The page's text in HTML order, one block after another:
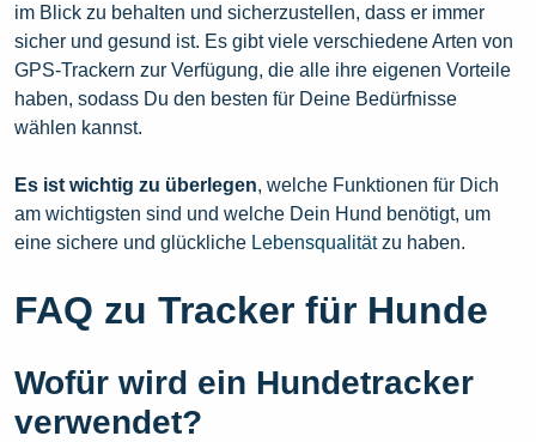
im Blick zu behalten und sicherzustellen, dass er immer
sicher und gesund ist. Es gibt viele verschiedene Arten von
GPS-Trackern zur Verfügung, die alle ihre eigenen Vorteile
haben, sodass Du den besten für Deine Bedürfnisse
wählen kannst.
Es ist wichtig zu überlegen, welche Funktionen für Dich
am wichtigsten sind und welche Dein Hund benötigt, um
eine sichere und glückliche Lebensqualitätzu haben.
FAQ zu Tracker für Hunde
Wofür wird ein Hundetracker
verwendet?